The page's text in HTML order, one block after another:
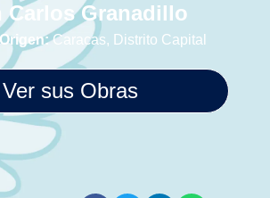
Carlos Granadillo
Caracas, Distrito Capital
Ver sus Obras